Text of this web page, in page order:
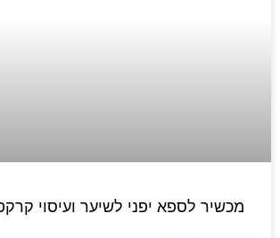
מכשיר לספא יפני לשיער ועיסוי